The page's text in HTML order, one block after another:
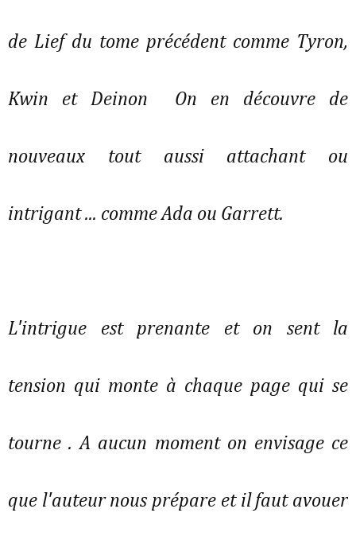
de Lief du tome précédent comme Tyron,
Kwin et Deinon On en découvre de
nouveaux tout aussi attachant ou
intrigant ... comme Ada ou Garrett.
L'intrigue est prenante et on sent la
tension qui monte à chaque page qui se
tourne . A aucun moment on envisage ce
que l'auteur nous prépare et il faut avouer